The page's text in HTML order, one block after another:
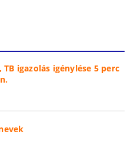
igazolás igénylése 5 perc